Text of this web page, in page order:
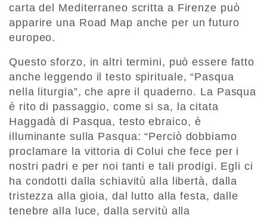
carta del Mediterraneo scritta a Firenze può
apparire una Road Map anche per un futuro
europeo.
Questo sforzo, in altri termini, può essere fatto
anche leggendo il testo spirituale, “Pasqua
nella liturgia”, che apre il quaderno. La Pasqua
è rito di passaggio, come si sa, la citata
Haggadà di Pasqua, testo ebraico, è
illuminante sulla Pasqua: “Perciò dobbiamo
proclamare la vittoria di Colui che fece per i
nostri padri e per noi tanti e tali prodigi. Egli ci
ha condotti dalla schiavitù alla libertà, dalla
tristezza alla gioia, dal lutto alla festa, dalle
tenebre alla luce, dalla servitù alla